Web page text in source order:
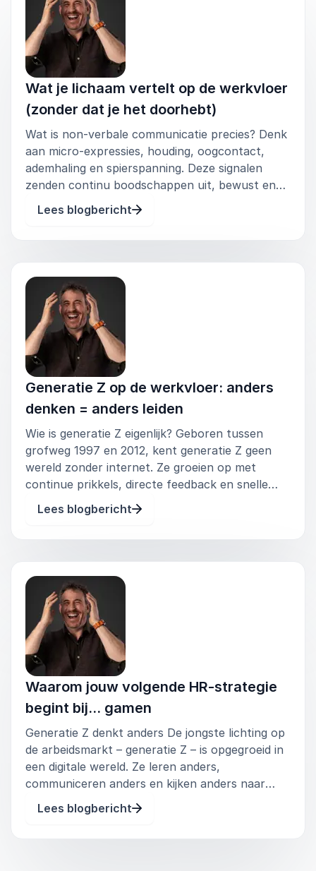
meer focus en rust te creëren in hun werk
of klas,
heldere afspraken te maken over
bereikbaarheid en communicatie,
leiding te nemen in het vormgeven van een
De workshop kan bestaan uit één of meerdere
dagdelen en wordt afgestemd op de specifieke
context van onderwijs of organisatie. Het doel is
niet alleen inzicht, maar blijvende
gedragsverandering.
Wat je lichaam vertelt op de werkvloer
(zonder dat je het doorhebt)
Wat is non-verbale communicatie precies? Denk
aan micro-expressies, houding, oogcontact,
ademhaling en spierspanning. Deze signalen
zenden continu boodschappen uit, bewust en
onbewust. En collega’s pikken die feilloos op –
vaak zonder het zelf te weten. Waarom is dit
Lees blogbericht
Generatie Z op de werkvloer: anders
denken = anders leiden
Wie is generatie Z eigenlijk? Geboren tussen
grofweg 1997 en 2012, kent generatie Z geen
wereld zonder internet. Ze groeien op met
continue prikkels, directe feedback en snelle
verandering. Dat maakt ze wendbaar – maar ook
gevoelig voor oppervlakkige communicatie en
Lees blogbericht
Waarom jouw volgende HR-strategie
begint bij… gamen
Generatie Z denkt anders De jongste lichting op
de arbeidsmarkt – generatie Z – is opgegroeid in
een digitale wereld. Ze leren anders,
communiceren anders en kijken anders naar
werk. Klassieke trainingstrajecten en statische
vacatureteksten missen vaak aansluiting. Deze
Lees blogbericht